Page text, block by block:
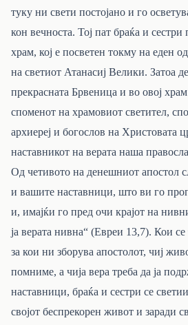
туку ни свети постојано и го
кон вечноста. Тој пат браќа и
храм, кој е посветен токму на еден
на светиот Атанасиј Велики. Затоа
прекрасната Брвеница и во овој
споменот на храмовиот светител,
архиереј и богослов на Христовата
наставникот на верата наша
Од четивото на денешниот апостол
и вашите наставници, што ви го
и, имајќи го пред очи крајот на
ја верата нивна“ (Евреи 13,7). Кои
за кои ни зборува апостолот, чиј
помниме, а чија вера треба да ја
наставници, браќа и сестри се
својот беспрекорен живот и заради